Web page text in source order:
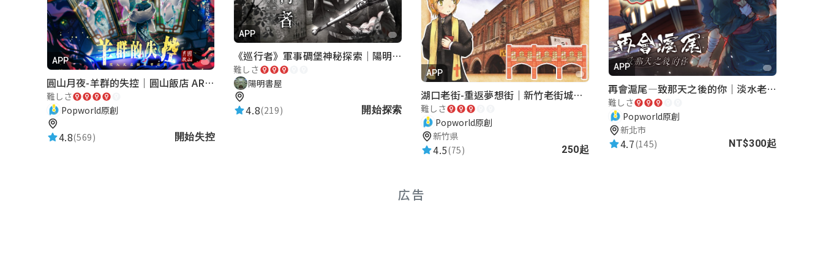
APP
圓山月夜-羊群的失控｜圓山飯店 ARG實境解謎遊戲
難しさ
Popworld原創
4.8(569) 開始失控
APP
《巡行者》軍事碉堡神秘探索｜陽明書屋實境遊戲
難しさ
陽明書屋
4.8(219) 開始探索
APP
湖口老街-重返夢想街｜新竹老街城市解謎
難しさ
Popworld原創
新竹県
4.5(75) 250起
APP
再會滬尾—致那天之後的你｜淡水老街實境遊戲｜實體遊戲盒
難しさ
Popworld原創
新北市
4.7(145) NT$300起
広告